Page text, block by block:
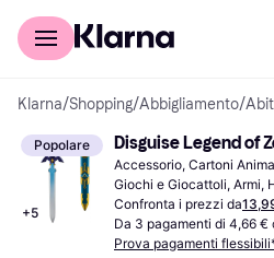
Per il tuo shopping
Klarna/Shopping/Abbigliamento/
Popolare
+5
Disguise Legend of
Accessorio, Cartoni
Giochi e Giocattoli, Armi,
Confronta i prezzi da
Da 3 pagamenti di 4,66 €
Prova pagamenti